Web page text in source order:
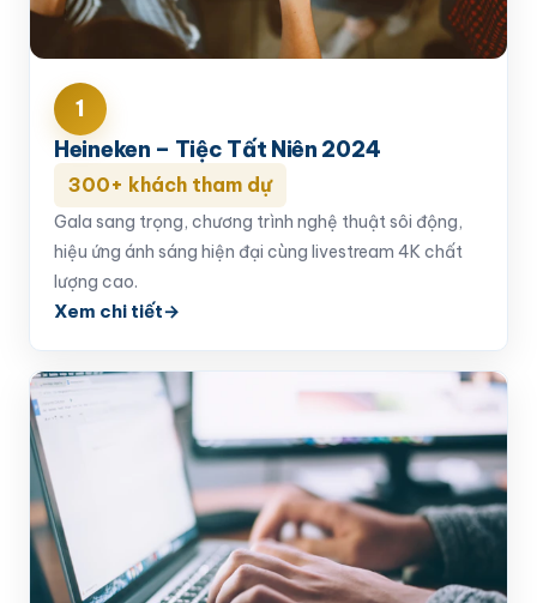
1
Heineken – Tiệc Tất Niên 2024
300+ khách tham dự
Gala sang trọng, chương trình nghệ thuật sôi động,
hiệu ứng ánh sáng hiện đại cùng livestream 4K chất
lượng cao.
Xem chi tiết